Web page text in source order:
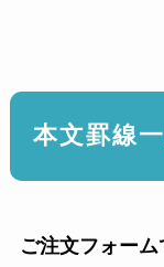
本文罫線
ご注文フォー